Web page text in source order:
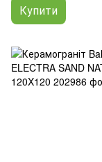
Купити